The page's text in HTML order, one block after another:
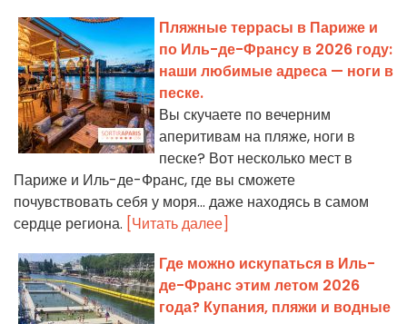
Пляжные террасы в Париже и
по Иль-де-Франсу в 2026 году:
наши любимые адреса — ноги в
песке.
Вы скучаете по вечерним
аперитивам на пляже, ноги в
песке? Вот несколько мест в
Париже и Иль-де-Франс, где вы сможете
почувствовать себя у моря... даже находясь в самом
сердце региона. [Читать далее]
Где можно искупаться в Иль-
де-Франс этим летом 2026
года? Купания, пляжи и водные